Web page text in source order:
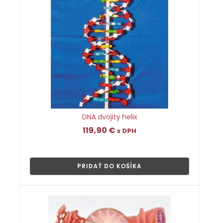
DNA dvojity helix
119,90 € s DPH
PRIDAŤ DO KOŠÍKA